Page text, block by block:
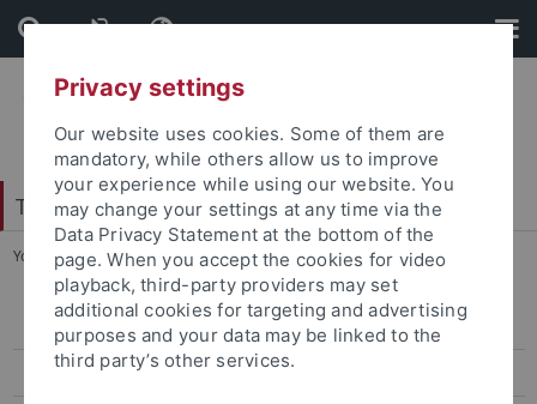
Skip
to
content
Skip
to
footer
Tübinger Forum für Wissenschaftskulturen
You are here: Startseite ... Projektgruppen
Studienkolleg 2006/2007
Studienkolleg 2007/2008
Privacy settings
Our website uses cookies. Some of them are
mandatory, while others allow us to improve
your experience while using our website. You
may change your settings at any time via the
Data Privacy Statement at the bottom of the
page. When you accept the cookies for video
playback, third-party providers may set
additional cookies for targeting and advertising
purposes and your data may be linked to the
third party’s other services.